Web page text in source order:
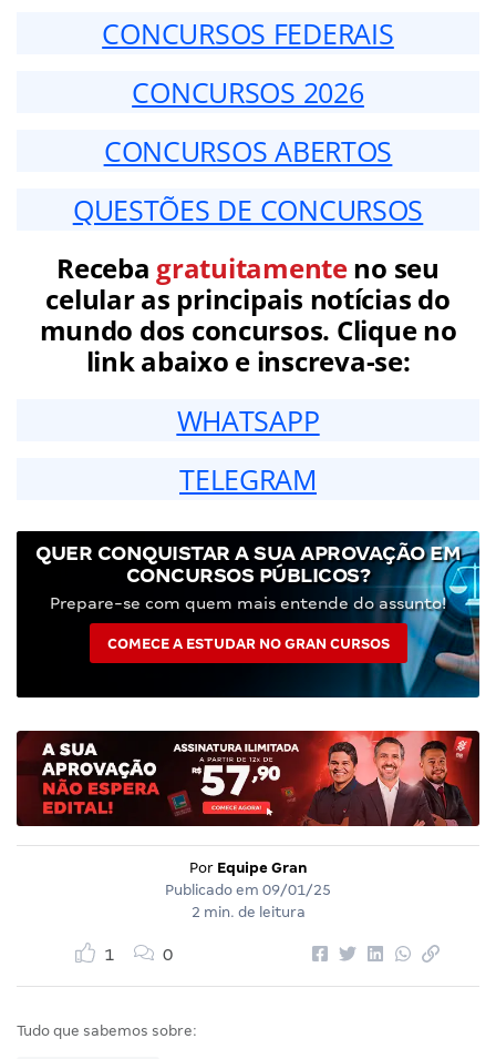
CONCURSOS FEDERAIS
CONCURSOS 2026
CONCURSOS ABERTOS
QUESTÕES DE CONCURSOS
Receba gratuitamenteno seu
celular as principais notícias do
mundo dos concursos. Clique no
link abaixo e inscreva-se:
WHATSAPP
TELEGRAM
QUER CONQUISTAR A SUA APROVAÇÃO EM
CONCURSOS PÚBLICOS?
Prepare-se com quem mais entende do assunto!
COMECE A ESTUDAR NO GRAN CURSOS
Por Equipe Gran
Publicado em 09/01/25
2 min. de leitura
1 0
Tudo que sabemos sobre: